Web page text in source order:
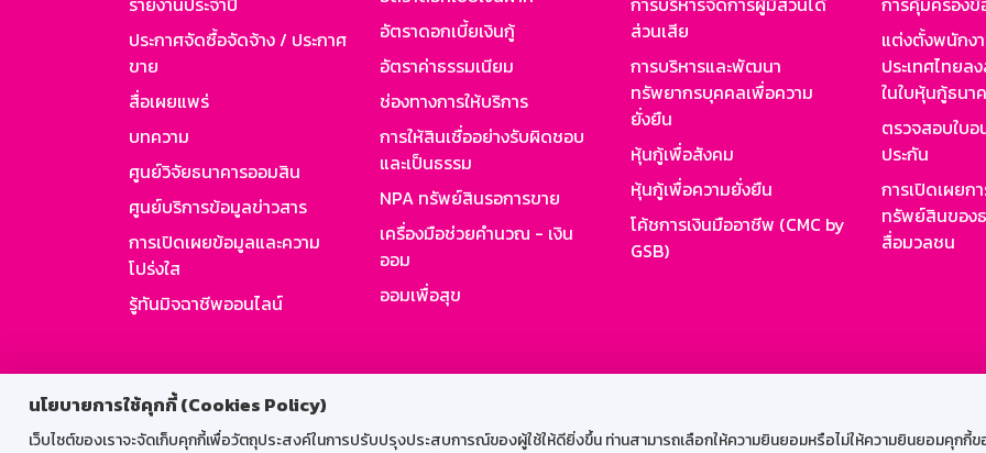
นโยบายการใช้คุกกี้ (Cookies Policy)
เว็บไซต์ของเราจะจัดเก็บคุกกี้เพื่อวัตถุประสงค์ในการปรับปรุงประสบการณ์ของผู้ใช้ให้ดียิ่งขึ้น ท่านสามารถเลือกให้ความยินยอมหรือไม่ให้ความยินยอมคุกกี้ข
ประกาศจัดซื้อจัดจ้าง / ประกาศ
ขาย
สื่อเผยแพร่
บทความ
ศูนย์วิจัยธนาคารออมสิน
ศูนย์บริการข้อมูลข่าวสาร
การเปิดเผยข้อมูลและความ
โปร่งใส
รู้ทันมิจฉาชีพออนไลน์
อัตราดอกเบี้ยเงินกู้
อัตราค่าธรรมเนียม
ช่องทางการให้บริการ
การให้สินเชื่ออย่างรับผิดชอบ
และเป็นธรรม
NPA ทรัพย์สินรอการขาย
เครื่องมือช่วยคำนวณ - เงิน
ออม
ออมเพื่อสุข
ส่วนเสีย
การบริหารและพัฒนา
ทรัพยากรบุคคลเพื่อความ
ยั่งยืน
หุ้นกู้เพื่อสังคม
หุ้นกู้เพื่อความยั่งยืน
โค้ชการเงินมืออาชีพ (CMC by
GSB)
แต่งตั้งพนักง
ประเทศไทยล
ในใบหุ้นกู้ธนา
ตรวจสอบใบ
ประกัน
การเปิดเผยก
ทรัพย์สินของ
สื่อมวลชน